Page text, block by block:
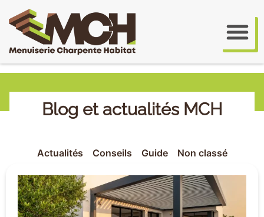
Blog et actualités MCH
Actualités Conseils Guide Non classé